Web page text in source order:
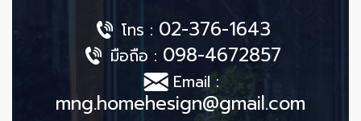
โทร : 02-376-1643
มือถือ : 098-4672857
Email :
mng.homehesign@gmail.com